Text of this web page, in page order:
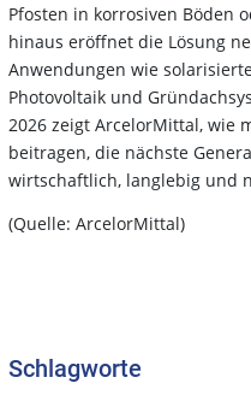
Pfosten in korrosiven Böden
hinaus eröffnet die Lösung
Anwendungen wie
Photovoltaik und
2026 zeigt ArcelorMittal, wie
beitragen, die nächste
wirtschaftlich, langlebig und
(Quelle: ArcelorMittal)
Schlagworte